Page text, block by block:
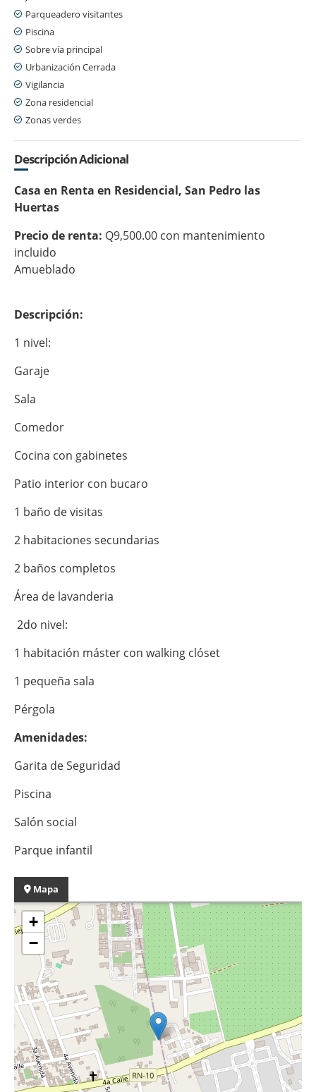
Parqueadero visitantes
Piscina
Sobre vía principal
Urbanización Cerrada
Vigilancia
Zona residencial
Zonas verdes
Descripción Adicional
Casa en Renta en Residencial, San Pedro las
Huertas
Precio de renta: Q9,500.00 con mantenimiento
incluido
Amueblado
Descripción:
1 nivel:
Garaje
Sala
Comedor
Cocina con gabinetes
Patio interior con bucaro
1 baño de visitas
2 habitaciones secundarias
2 baños completos
Área de lavanderia
2do nivel:
1 habitación máster con walking clóset
1 pequeña sala
Pérgola
Amenidades:
Garita de Seguridad
Piscina
Salón social
Parque infantil
Mapa
+
−